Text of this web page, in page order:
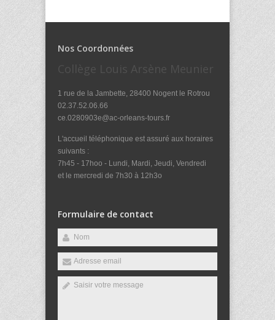
Nos Coordonnées
Collège Louis Arsène Meunier
1 rue de la Jambette, 28400 Nogent le Rotrou
02.37.52.06.66
ce.0280903e@ac-orleans-tours.fr
L'accueil téléphonique est assuré aux horaires
suivants :
7h45 - 17hoo - Lundi, Mardi, Jeudi, Vendredi
et le mercredi de 7h30 à 12h3o
Formulaire de contact